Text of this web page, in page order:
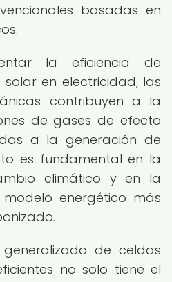
basadas en
la eficiencia de
en electricidad, las
contribuyen a la
de gases de efecto
a la generación de
es fundamental en la
climático y en la
energético más
de celdas
no solo tiene el